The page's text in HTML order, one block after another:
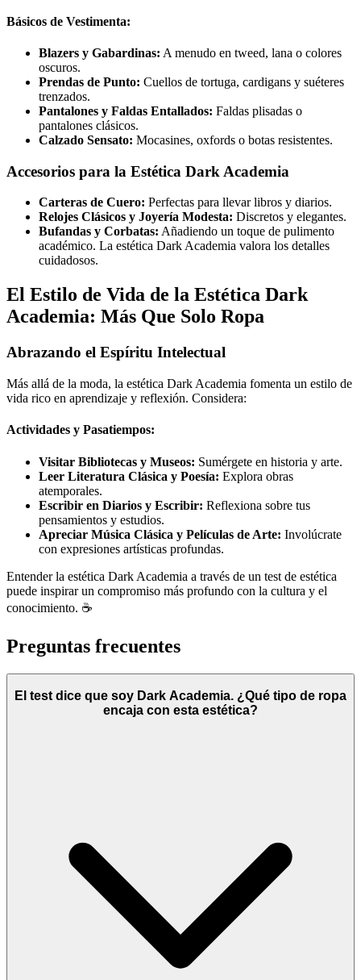
Básicos de Vestimenta:
Blazers y Gabardinas: A menudo en tweed, lana o colores
oscuros.
Prendas de Punto: Cuellos de tortuga, cardigans y suéteres
trenzados.
Pantalones y Faldas Entallados: Faldas plisadas o
pantalones clásicos.
Calzado Sensato: Mocasines, oxfords o botas resistentes.
Accesorios para la Estética Dark Academia
Carteras de Cuero: Perfectas para llevar libros y diarios.
Relojes Clásicos y Joyería Modesta: Discretos y elegantes.
Bufandas y Corbatas: Añadiendo un toque de pulimento
académico. La estética Dark Academia valora los detalles
cuidadosos.
El Estilo de Vida de la Estética Dark
Academia: Más Que Solo Ropa
Abrazando el Espíritu Intelectual
Más allá de la moda, la estética Dark Academia fomenta un estilo de
vida rico en aprendizaje y reflexión. Considera:
Actividades y Pasatiempos:
Visitar Bibliotecas y Museos: Sumérgete en historia y arte.
Leer Literatura Clásica y Poesía: Explora obras
atemporales.
Escribir en Diarios y Escribir: Reflexiona sobre tus
pensamientos y estudios.
Apreciar Música Clásica y Películas de Arte: Involúcrate
con expresiones artísticas profundas.
Entender la estética Dark Academia a través de un test de estética
puede inspirar un compromiso más profundo con la cultura y el
conocimiento. ☕
Preguntas frecuentes
El test dice que soy Dark Academia. ¿Qué tipo de ropa
encaja con esta estética?